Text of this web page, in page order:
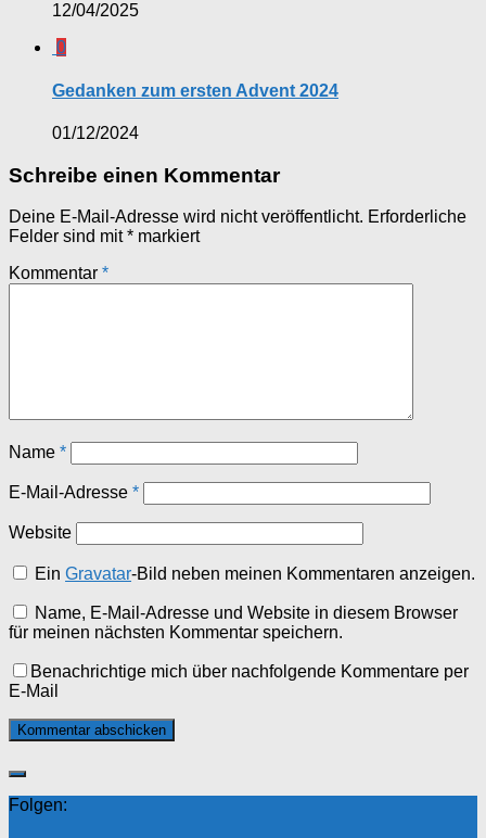
12/04/2025
0
Gedanken zum ersten Advent 2024
01/12/2024
Schreibe einen Kommentar
Deine E-Mail-Adresse wird nicht veröffentlicht. Erforderliche
Felder sind mit* markiert
Kommentar *
Name *
E-Mail-Adresse *
Website
EinGravatar-Bild neben meinen Kommentaren anzeigen.
Name, E-Mail-Adresse und Website in diesem Browser
für meinen nächsten Kommentar speichern.
Benachrichtige mich über nachfolgende Kommentare per
E-Mail
Folgen: